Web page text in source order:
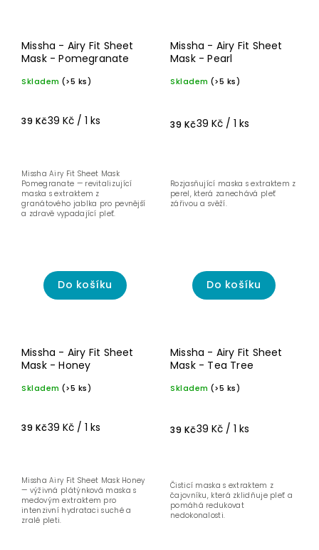
Missha - Airy Fit Sheet
Mask - Pomegranate
Skladem (>5 ks)
39 Kč39 Kč / 1 ks
Do košíku
Missha Airy Fit Sheet Mask
Pomegranate — revitalizující
maska s extraktem z
granátového jablka pro pevnější
a zdravě vypadající pleť.
Missha - Airy Fit Sheet
Mask - Pearl
Skladem (>5 ks)
39 Kč39 Kč / 1 ks
Do košíku
Rozjasňující maska s extraktem z
perel, která zanechává pleť
zářivou a svěží.
Missha - Airy Fit Sheet
Mask - Honey
Skladem (>5 ks)
39 Kč39 Kč / 1 ks
Missha Airy Fit Sheet Mask Honey
— výživná plátýnková maska s
medovým extraktem pro
intenzivní hydrataci suché a
zralé pleti.
Missha - Airy Fit Sheet
Mask - Tea Tree
Skladem (>5 ks)
39 Kč39 Kč / 1 ks
Čisticí maska s extraktem z
čajovníku, která zklidňuje pleť a
pomáhá redukovat
nedokonalosti.